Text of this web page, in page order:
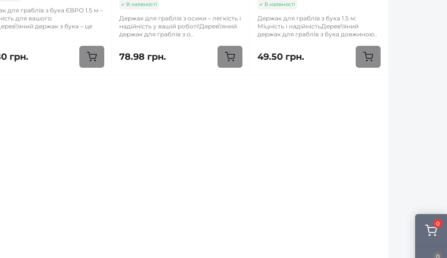
0
для граблів з бука ЄВРО 1.5 м –
для вашого
держак з бука – це
грн.
В наявності
Держак для граблів з осики – легкість і
надійність у вашій роботі!Дерев\'яний
держак для граблів з о..
78.98 грн.
В наявності
Держак для граблів з бука 1.5 м:
Міцність і надійністьДерев\'яний
держак для граблів з бука довжиною..
49.50 грн.